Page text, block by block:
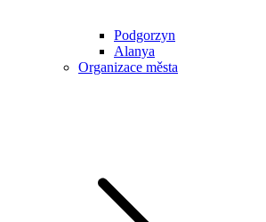
Podgorzyn
Alanya
Organizace města